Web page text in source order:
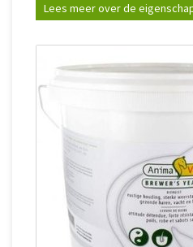
Lees meer over de